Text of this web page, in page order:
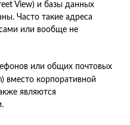
View) и базы данных
Часто такие адреса
или вообще не
или общих почтовых
) вместо корпоративной
являются